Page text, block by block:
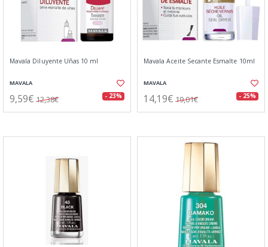
Mavala Diluyente Uñas 10 ml
MAVALA
9,59€ 12,38€ - 23%
Mavala Aceite Secante Esmalte 10ml
MAVALA
14,19€ 19,01€ - 25%